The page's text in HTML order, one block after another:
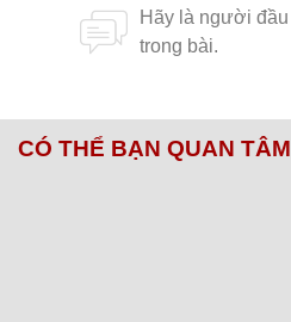
CÓ THỂ BẠN QUAN TÂM